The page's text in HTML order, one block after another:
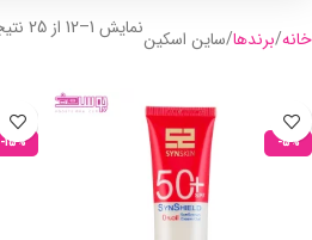
خانه برندها ساین اسکیننمایش 1–12 از 25 نتیجه
-5%
-15%